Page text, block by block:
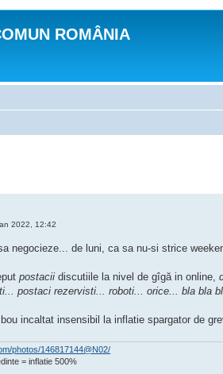
ROMÂNIA
2022, 12:42
negocieze... de luni, ca sa nu-si strice
postacii discutiile la nivel de gîgă in online,
postaci rezervisti... roboti... orice... bla bla
incaltat insensibil la inflatie spargator de
photos/146817144@N02/
= inflatie 500%